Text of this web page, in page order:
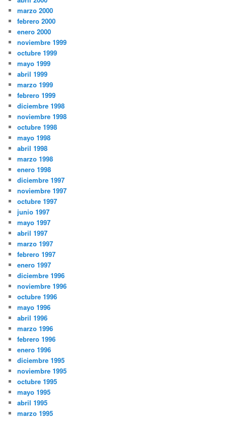
marzo 2000
febrero 2000
enero 2000
noviembre 1999
octubre 1999
mayo 1999
abril 1999
marzo 1999
febrero 1999
diciembre 1998
noviembre 1998
octubre 1998
mayo 1998
abril 1998
marzo 1998
enero 1998
diciembre 1997
noviembre 1997
octubre 1997
junio 1997
mayo 1997
abril 1997
marzo 1997
febrero 1997
enero 1997
diciembre 1996
noviembre 1996
octubre 1996
mayo 1996
abril 1996
marzo 1996
febrero 1996
enero 1996
diciembre 1995
noviembre 1995
octubre 1995
mayo 1995
abril 1995
marzo 1995